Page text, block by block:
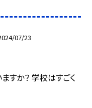
07/23
すか？ 学校はすごく